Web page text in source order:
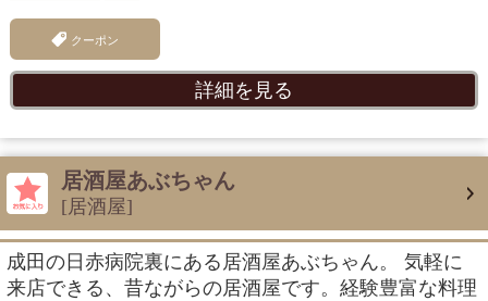
クーポン
詳細を見る
居酒屋あぶちゃん
[居酒屋]
成田の日赤病院裏にある居酒屋あぶちゃん。 気軽に
来店できる、昔ながらの居酒屋です。経験豊富な料理